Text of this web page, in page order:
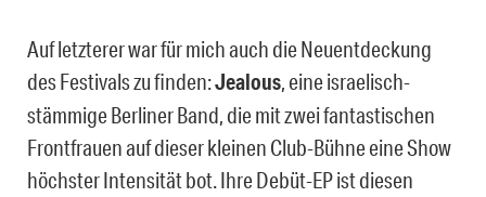
Auf letzterer war für mich auch die Neuentdeckung
des Festivals zu finden:Jealous , eine israelisch-
stämmige Berliner Band, die mit zwei fantastischen
Frontfrauen auf dieser kleinen Club-Bühne eine Show
höchster Intensität bot. Ihre Debüt-EP ist diesen